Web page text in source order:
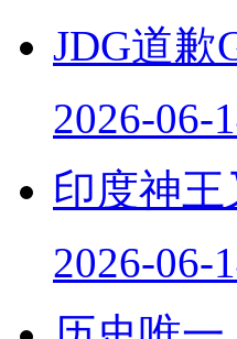
JDG道歉
2026-06-
印度神
2026-06-